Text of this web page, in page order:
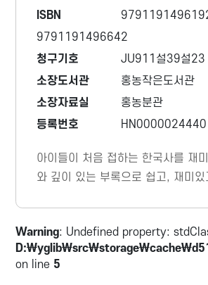
ISBN
9791191496642
청구기호
JU911설39설23
소장도서관
홍농작은도서관
소장자료실
홍농분관
등록번호
HN0000024440
아이들이 처음 접하는 한국사를 재
와 깊이 있는 부록으로 쉽고, 재미있
가 한국사를 사랑하는 어린이로 성
줄 것이다.
Warning: Undefined property:
on line 5